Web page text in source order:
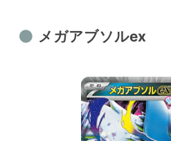
メガアブソルex